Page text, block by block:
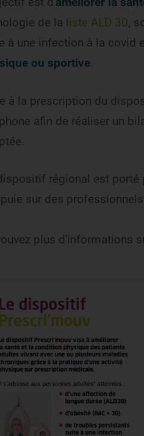
de la liste ALD 30,
à une infection à la covid
ou sportive.
à la prescription du
afin de réaliser un
régional est porté
sur des
plus d'informations